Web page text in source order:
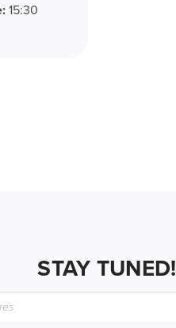
15:30
STAY TUNED!